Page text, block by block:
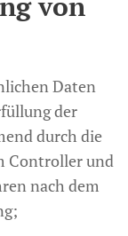
Daten
der
durch die
Controller und
nach dem